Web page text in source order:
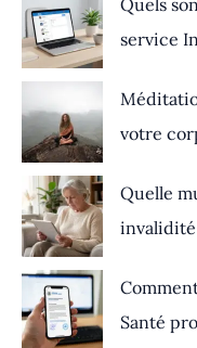
Quels
service
votre
Quelle
invalidité
Santé